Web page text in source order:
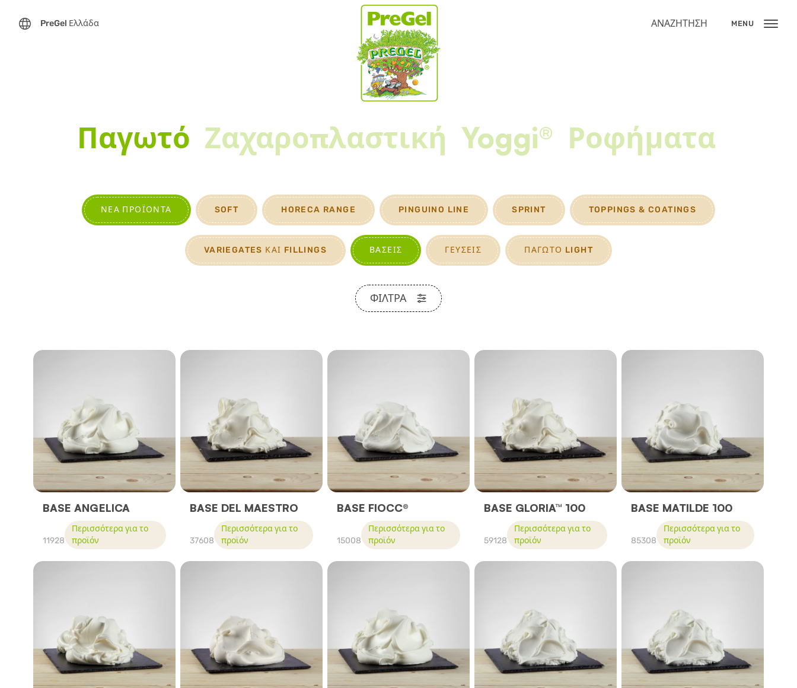
PreGel Ελλάδα ΑΝΑΖΉΤΗΣΗ MENU
Παγωτό Ζαχαροπλαστική Yoggi® Ροφήματα
ΝΈΑ ΠΡΟΪΌΝΤΑ SOFT HORECA RANGE PINGUINO LINE SPRINT TOPPINGS & COATINGS
VARIEGATES ΚΑΙ FILLINGS ΒΆΣΕΙΣ ΓΕΎΣΕΙΣ ΠΑΓΩΤΌ LIGHT
ΦΊΛΤΡΑ
BASE ANGELICA
11928
Περισσότερα για το
προϊόν
BASE DEL MAESTRO
37608
Περισσότερα για το
προϊόν
BASE FIOCC®
15008
Περισσότερα για το
προϊόν
BASE GLORIA™ 100
59128
Περισσότερα για το
προϊόν
BASE MATILDE 100
85308
Περισσότερα για το
προϊόν